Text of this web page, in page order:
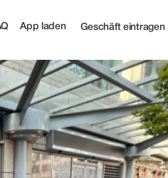
App laden Geschäft eintragen